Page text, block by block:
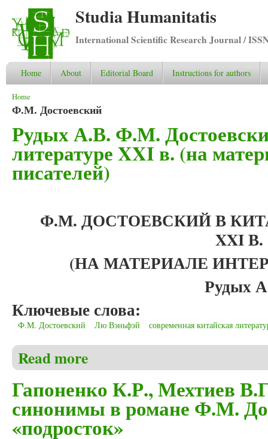
Studia Humanitatis
International Scientific Research Journal /
Home About Editorial Board Instructions for authors
You are here
Home
Ф.М. Достоевский
Рудых А.В. Ф.М.
литературе XXI в. (на
писателей)
Ф.М. ДОСТОЕВСКИЙ В
XXIВ.
(НА МАТЕРИАЛЕ
Рудых
Ключевые слова:
Ф.М. Достоевский Лю Вэньфэй современная китайская
Read more
Гапоненко К.Р., Мехтиев
синонимы в романе Ф.М.
«подросток»